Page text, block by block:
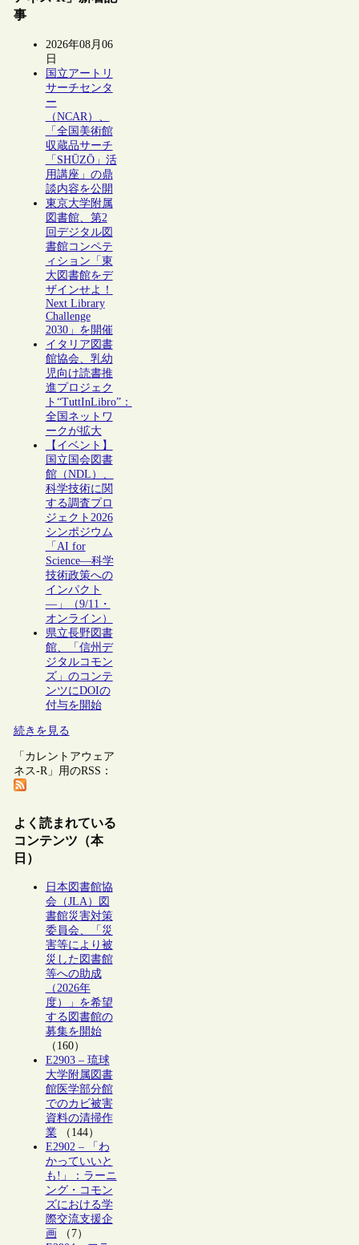
事
2026年08月06
日
国立アートリ
サーチセンタ
ー
（NCAR）、
「全国美術館
収蔵品サーチ
「SHŪZŌ」活
用講座」の鼎
談内容を公開
東京大学附属
図書館、第2
回デジタル図
書館コンペテ
ィション「東
大図書館をデ
ザインせよ！
Next Library
Challenge
2030」を開催
イタリア図書
館協会、乳幼
児向け読書推
進プロジェク
ト“TuttInLibro”：
全国ネットワ
ークが拡大
【イベント】
国立国会図書
館（NDL）、
科学技術に関
する調査プロ
ジェクト2026
シンポジウム
「AI for
Science―科学
技術政策への
インパクト
―」（9/11・
オンライン）
県立長野図書
館、「信州デ
ジタルコモン
ズ」のコンテ
ンツにDOIの
付与を開始
続きを見る
「カレントアウェア
ネス-R」用のRSS：
よく読まれている
コンテンツ（本
日）
日本図書館協
会（JLA）図
書館災害対策
委員会、「災
害等により被
災した図書館
等への助成
（2026年
度）」を希望
する図書館の
募集を開始
（160）
E2903 – 琉球
大学附属図書
館医学部分館
でのカビ被害
資料の清掃作
業（144）
E2902 – 「わ
かっていいと
も!」：ラーニ
ング・コモン
ズにおける学
際交流支援企
画 （7）